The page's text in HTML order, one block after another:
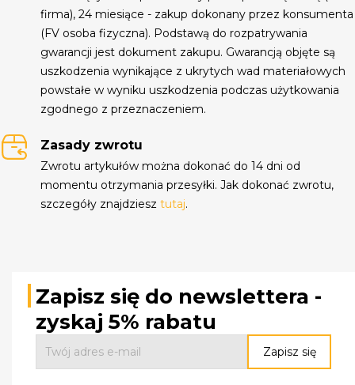
firma), 24 miesiące - zakup dokonany przez konsumenta
(FV osoba fizyczna). Podstawą do rozpatrywania
gwarancji jest dokument zakupu. Gwarancją objęte są
uszkodzenia wynikające z ukrytych wad materiałowych
powstałe w wyniku uszkodzenia podczas użytkowania
zgodnego z przeznaczeniem.
Zasady zwrotu
Zwrotu artykułów można dokonać do 14 dni od
momentu otrzymania przesyłki. Jak dokonać zwrotu,
szczegóły znajdziesztutaj.
Zapisz się do newslettera -
zyskaj 5% rabatu